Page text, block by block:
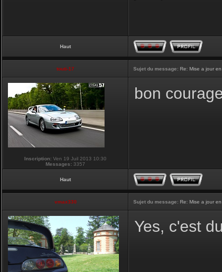
Haut
touti-17 Sujet du message: Re: Mise a jour
Inscription: Ven 19 Juil 2013 10:30
Messages: 3357
bon
Haut
vmax330 Sujet du message: Re: Mise a jour
Yes, c'est